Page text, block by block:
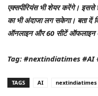
एक्सपीरियंस भी शेयर करेंगे। इससे
का भी अंदाजा लग सकेगा। बता दें
ऑनलाइन और 60 सीटें ऑफलाइन
Tag: #nextindiatimes #AI
TAGS AI nextindiatimes